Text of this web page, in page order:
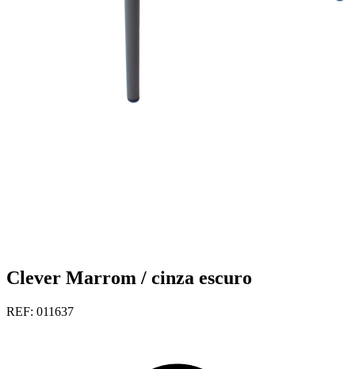
Clever Marrom / cinza escuro
REF: 011637